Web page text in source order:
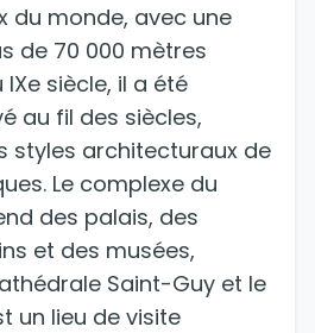
du monde, avec une
de 70 000 mètres
siècle, il a été
au fil des siècles,
styles architecturaux de
Le complexe du
des palais, des
et des musées,
Saint-Guy et le
un lieu de visite